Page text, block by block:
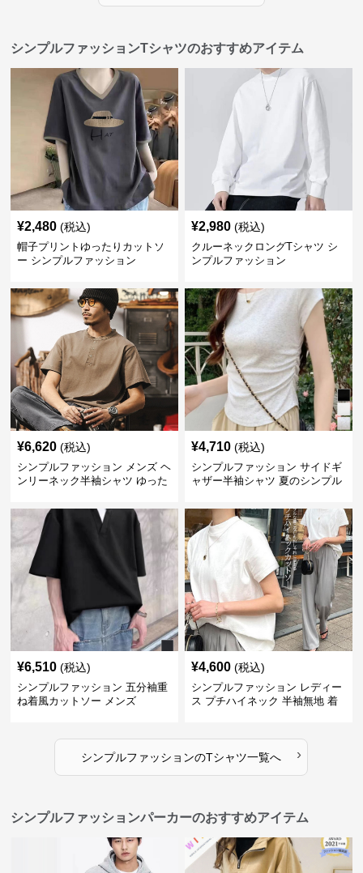
シンプルファッションTシャツのおすすめアイテム
¥2,480 (税込)
帽子プリントゆったりカットソ
ー シンプルファッション
¥2,980 (税込)
クルーネックロングTシャツ シ
ンプルファッション
¥6,620 (税込)
シンプルファッション メンズ ヘ
ンリーネック半袖シャツ ゆった
¥4,710 (税込)
シンプルファッション サイドギ
ャザー半袖シャツ 夏のシンプル
¥6,510 (税込)
シンプルファッション 五分袖重
ね着風カットソー メンズ
¥4,600 (税込)
シンプルファッション レディー
ス プチハイネック 半袖無地 着
シンプルファッションのTシャツ一覧へ ›
シンプルファッションパーカーのおすすめアイテム